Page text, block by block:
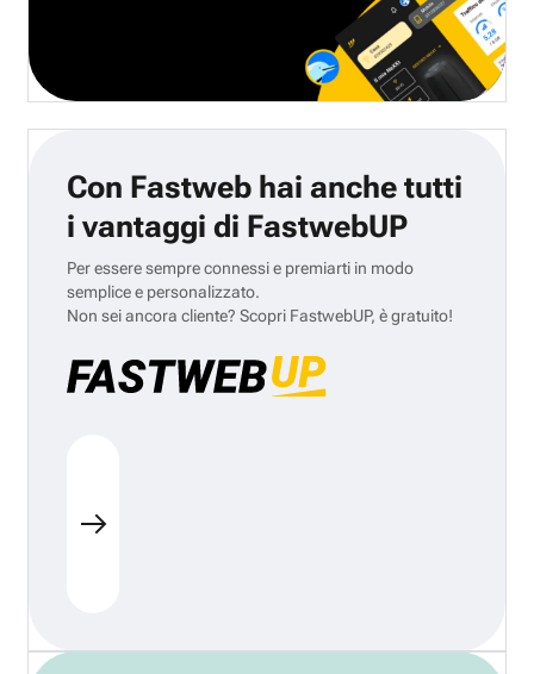
Con Fastweb hai anche tutti
i vantaggi di FastwebUP
Per essere sempre connessi e premiarti in modo
semplice e personalizzato.
Non sei ancora cliente? Scopri FastwebUP, è gratuito!